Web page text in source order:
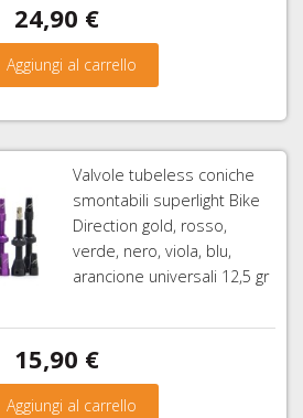
24,90 €
Aggiungi al carrello
Valvole tubeless coniche
smontabili superlight Bike
Direction gold, rosso,
verde, nero, viola, blu,
arancione universali 12,5 gr
15,90 €
Aggiungi al carrello